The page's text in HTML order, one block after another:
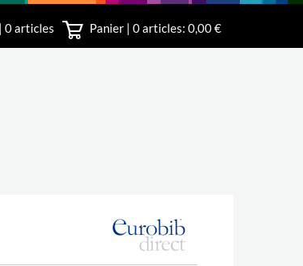
0 articles Panier | 0articles: 0,00 €